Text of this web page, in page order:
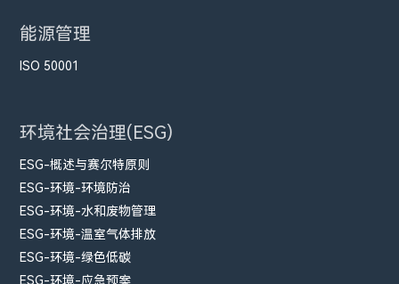
能源管理
ISO 50001
环境社会治理(ESG)
ESG-概述与赛尔特原则
ESG-环境-环境防治
ESG-环境-水和废物管理
ESG-环境-温室气体排放
ESG-环境-绿色低碳
ESG-环境-应急预案